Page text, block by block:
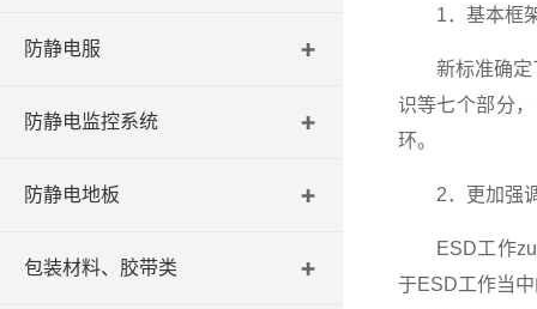
防静电服
防静电监控系统
防静电地板
包装材料、胶带类
1．基本框架
新标准确定了
识等七个部分
环。
2．更加强调
ESD工作zui
于ESD工作当